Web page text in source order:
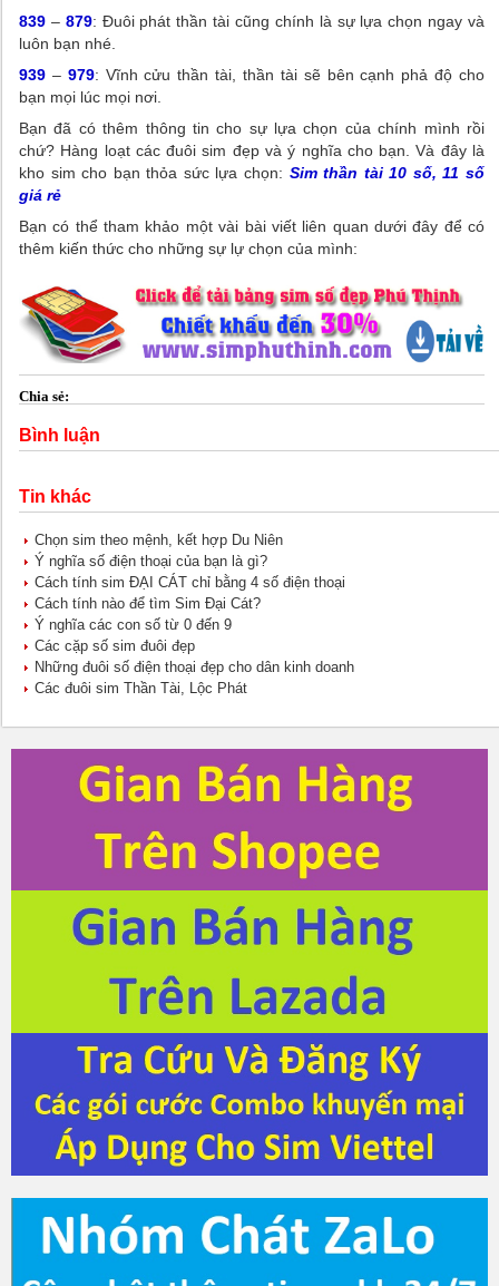
839 – 879: Đuôi phát thần tài cũng chính là sự lựa chọn ngay và
luôn bạn nhé.
939 – 979: Vĩnh cửu thần tài, thần tài sẽ bên cạnh phả độ cho
bạn mọi lúc mọi nơi.
Bạn đã có thêm thông tin cho sự lựa chọn của chính mình rồi
chứ? Hàng loạt các đuôi sim đẹp và ý nghĩa cho bạn. Và đây là
kho sim cho bạn thỏa sức lựa chọn: Sim thần tài 10 số, 11 số
giá rẻ
Bạn có thể tham khảo một vài bài viết liên quan dưới đây để có
thêm kiến thức cho những sự lự chọn của mình:
Chia sẻ:
Bình luận
Tin khác
Chọn sim theo mệnh, kết hợp Du Niên
Ý nghĩa số điện thoại của bạn là gì?
Cách tính sim ĐẠI CÁT chỉ bằng 4 số điện thoại
Cách tính nào để tìm Sim Đại Cát?
Ý nghĩa các con số từ 0 đến 9
Các cặp số sim đuôi đẹp
Những đuôi số điện thoại đẹp cho dân kinh doanh
Các đuôi sim Thần Tài, Lộc Phát